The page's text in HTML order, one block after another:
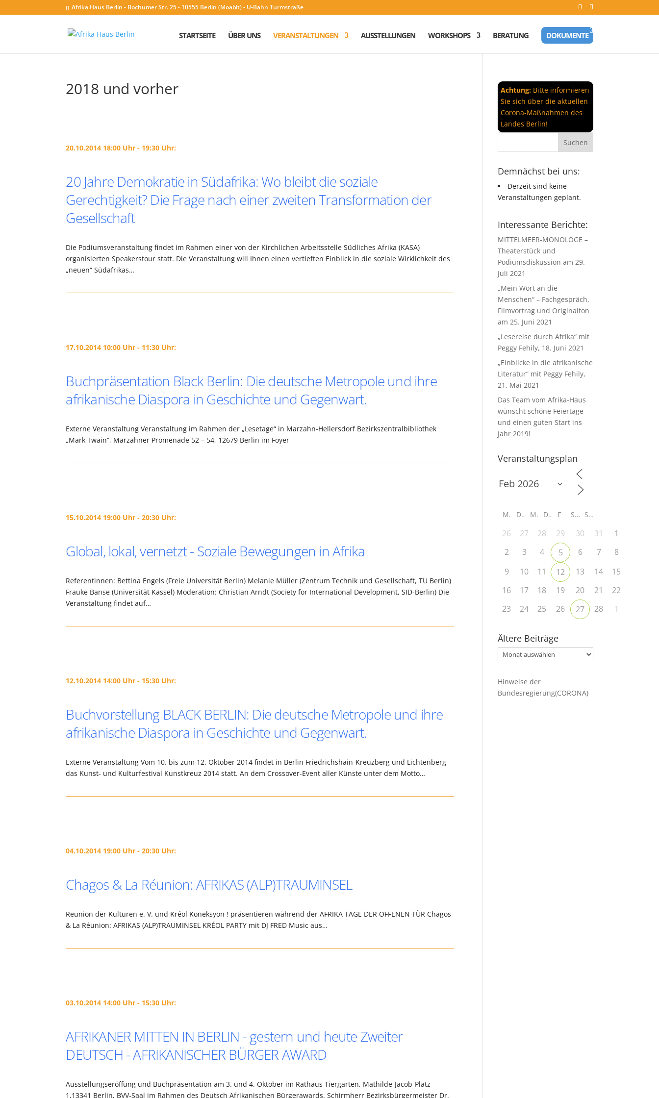
Afrika Haus Berlin - Bochumer Str. 25 - 10555 Berlin (Moabit) - U-Bahn Turmstraße
STARTSEITE ÜBER UNS VERANSTALTUNGEN AUSSTELLUNGEN WORKSHOPS BERATUNG DOKUMENTE
2018 und vorher
20.10.2014 18:00 Uhr - 19:30 Uhr:
20 Jahre Demokratie in Südafrika: Wo bleibt die soziale
Gerechtigkeit? Die Frage nach einer zweiten Transformation der
Gesellschaft
Die Podiumsveranstaltung findet im Rahmen einer von der Kirchlichen Arbeitsstelle Südliches Afrika (KASA)
organisierten Speakerstour statt. Die Veranstaltung will Ihnen einen vertieften Einblick in die soziale Wirklichkeit des
„neuen“ Südafrikas…
17.10.2014 10:00 Uhr - 11:30 Uhr:
Buchpräsentation Black Berlin: Die deutsche Metropole und ihre
afrikanische Diaspora in Geschichte und Gegenwart.
Externe Veranstaltung Veranstaltung im Rahmen der „Lesetage“ in Marzahn-Hellersdorf Bezirkszentralbibliothek
„Mark Twain“, Marzahner Promenade 52 – 54, 12679 Berlin im Foyer
15.10.2014 19:00 Uhr - 20:30 Uhr:
Global, lokal, vernetzt - Soziale Bewegungen in Afrika
Referentinnen: Bettina Engels (Freie Universität Berlin) Melanie Müller (Zentrum Technik und Gesellschaft, TU Berlin)
Frauke Banse (Universität Kassel) Moderation: Christian Arndt (Society for International Development, SID-Berlin) Die
Veranstaltung findet auf…
12.10.2014 14:00 Uhr - 15:30 Uhr:
Buchvorstellung BLACK BERLIN: Die deutsche Metropole und ihre
afrikanische Diaspora in Geschichte und Gegenwart.
Externe Veranstaltung Vom 10. bis zum 12. Oktober 2014 findet in Berlin Friedrichshain-Kreuzberg und Lichtenberg
das Kunst- und Kulturfestival Kunstkreuz 2014 statt. An dem Crossover-Event aller Künste unter dem Motto…
04.10.2014 19:00 Uhr - 20:30 Uhr:
Chagos & La Réunion: AFRIKAS (ALP)TRAUMINSEL
Reunion der Kulturen e. V. und Kréol Koneksyon ! präsentieren während der AFRIKA TAGE DER OFFENEN TÜR Chagos
& La Réunion: AFRIKAS (ALP)TRAUMINSEL KRÉOL PARTY mit DJ FRED Music aus…
03.10.2014 14:00 Uhr - 15:30 Uhr:
AFRIKANER MITTEN IN BERLIN - gestern und heute Zweiter
DEUTSCH - AFRIKANISCHER BÜRGER AWARD
Ausstellungseröffung und Buchpräsentation am 3. und 4. Oktober im Rathaus Tiergarten, Mathilde-Jacob-Platz
1,13341 Berlin, BVV-Saal im Rahmen des Deutsch Afrikanischen Bürgerawards. Schirmherr Bezirksbürgermeister Dr.
Achtung: Bitte informieren
Sie sich über die aktuellen
Corona-Maßnahmen des
Landes Berlin!
Demnächst bei uns:
Derzeit sind keine
Veranstaltungen geplant.
Interessante Berichte:
MITTELMEER-MONOLOGE –
Theaterstück und
Podiumsdiskussion am 29.
Juli 2021
„Mein Wort an die
Menschen“ – Fachgespräch,
Filmvortrag und Originalton
am 25. Juni 2021
„Lesereise durch Afrika“ mit
Peggy Fehily, 18. Juni 2021
„Einblicke in die afrikanische
Literatur“ mit Peggy Fehily,
21. Mai 2021
Das Team vom Afrika-Haus
wünscht schöne Feiertage
und einen guten Start ins
Jahr 2019!
Veranstaltungsplan
M D M D F S S
26 27 28 29 30 31
1
2
3 4 5 6 7
8
9
10 11 12 13 14
15
16
17 18 19 20 21
22
23
24 25 26 27 28 1
Ältere Beiträge
Ältere
Beiträge
Hinweise der
Bundesregierung(CORONA)